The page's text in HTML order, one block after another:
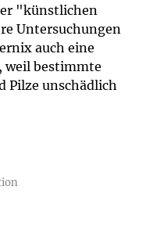
"künstlichen
Untersuchungen
auch eine
bestimmte
Pilze unschädlich